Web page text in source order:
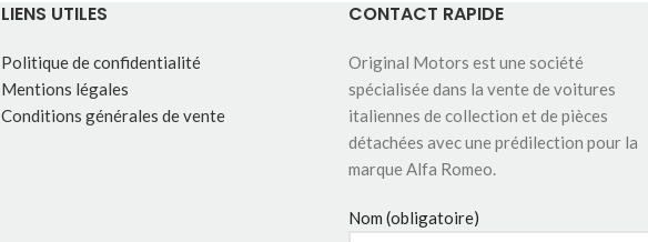
LIENS UTILES
Politique de confidentialité
Mentions légales
Conditions générales de vente
CONTACT RAPIDE
Original Motors est une société
spécialisée dans la vente de voitures
italiennes de collection et de pièces
détachées avec une prédilection pour la
marque Alfa Romeo.
Nom (obligatoire)